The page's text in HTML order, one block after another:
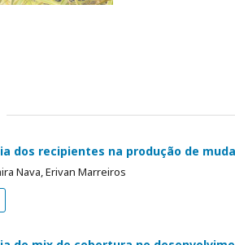
dos recipientes na produção de
Nava, Erivan Marreiros